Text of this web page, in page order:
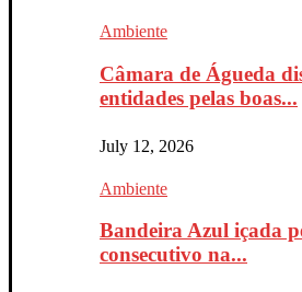
Ambiente
Câmara de Águeda
entidades pelas boas...
July 12, 2026
Ambiente
Bandeira Azul içada
consecutivo na...